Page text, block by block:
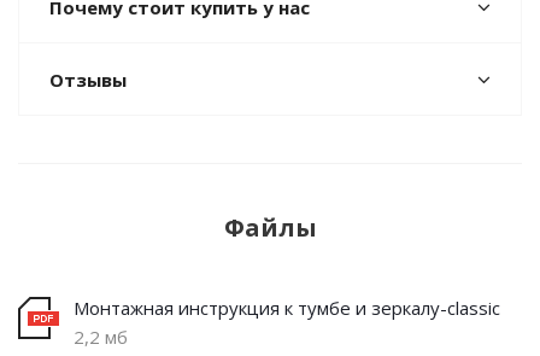
Почему стоит купить у нас
Отзывы
Файлы
Монтажная инструкция к тумбе и зеркалу-classic
2,2 мб